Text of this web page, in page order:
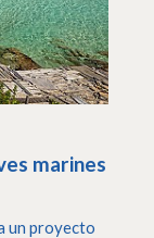
marines
un proyecto